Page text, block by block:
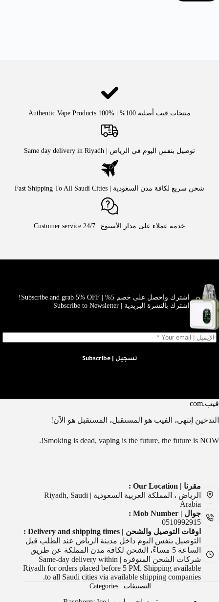
منتجات فيب أصلية 100% | Authentic Vape Products 100%
توصيل بنفس اليوم في الرياض | Same day delivery in Riyadh
شحن سريع لكافة مدن السعودية | Fast Shipping To All Saudi Cities
خدمة عملاء على مدار الأسبوع | Customer service 24/7
اشترك واحصل على خصم 5% | Subscribe and grab 5% OFF!
اشترك بالنشرة البريدية | Subscribe to Newsletter
تسجيل | Subscribe
فيب.com
التدخين إنتهى، الفيب هو المستقبل، المستقبل هو الآن!
Smoking is dead, vaping is the future, the future is NOW!.
مقرنا | Our Location :
الرياض ، المملكة العربية السعودية | Riyadh, Saudi
Arabia
جوال | Mob Number :
0510992915
اوقات التوصيل والشحن | Delivery and shipping times :
التوصيل بنفس اليوم داخل مدينة الرياض عند الطلب قبل
الساعة 5 مساءً، الشحن لكافة مدن المملكة عن طريق
شركات الشحن المتوفره | Same-day delivery within
Riyadh for orders placed before 5 PM. Shipping available
to all Saudi cities via available shipping companies.
التصنيفات | Categories